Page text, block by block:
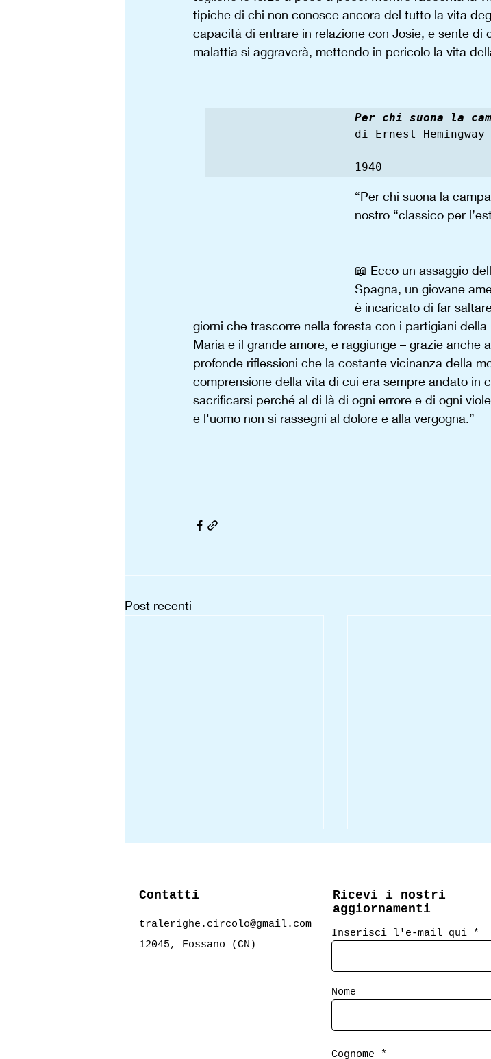
tipiche di chi non conosce ancora del tutto la vita
capacità di entrare in relazione con Josie, e sente di
malattia si aggraverà, mettendo in pericolo la vita
Per chi suona la
di Ernest Hemingway
“Per chi suona la
nostro “classico per
📖 Ecco un assaggio
Spagna, un giovane
è incaricato di far
giorni che trascorre nella foresta con i partigiani
Maria e il grande amore, e raggiunge – grazie anche
profonde riflessioni che la costante vicinanza della
comprensione della vita di cui era sempre andato in
sacrificarsi perché al di là di ogni errore e di ogni
e l'uomo non si rassegni al dolore e alla vergogna.”
Post recenti
dell'Ape" e
Contatti
tralerighe.circolo@gmail.com
12045, Fossano (CN)
Ricevi i nostri
aggiornamenti
Inserisci l'e-mail qui
Nome
Cognome